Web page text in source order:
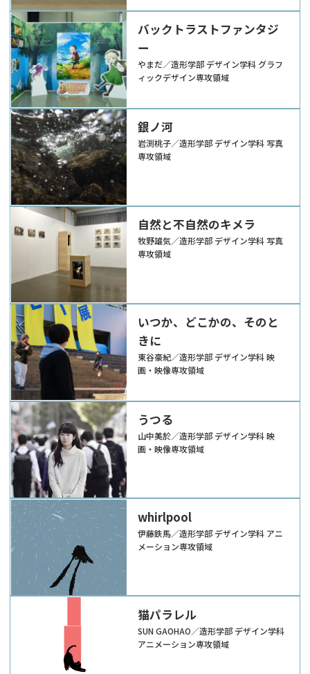
バックトラストファンタジ
ー
やまだ／造形学部 デザイン学科 グラフ
ィックデザイン専攻領域
銀ノ河
岩渕桃子／造形学部 デザイン学科 写真
専攻領域
自然と不自然のキメラ
牧野雄気／造形学部 デザイン学科 写真
専攻領域
いつか、どこかの、そのと
きに
東谷豪紀／造形学部 デザイン学科 映
画・映像専攻領域
うつる
山中美於／造形学部 デザイン学科 映
画・映像専攻領域
whirlpool
伊藤鉄馬／造形学部 デザイン学科 アニ
メーション専攻領域
猫パラレル
SUN GAOHAO／造形学部 デザイン学科
アニメーション専攻領域